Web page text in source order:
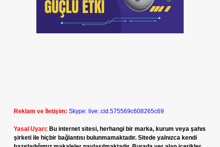
Reklam ve İletişim: Skype: live:.cid.575569c608265c69
Yasal Uyarı: Bu internet sitesi, herhangi bir marka, kurum veya şahıs
şirketi ile hiçbir bağlantısı bulunmamaktadır. Sitede yalnızca kendi